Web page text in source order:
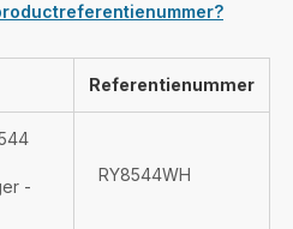
Referentienummer
-
RY8544WH